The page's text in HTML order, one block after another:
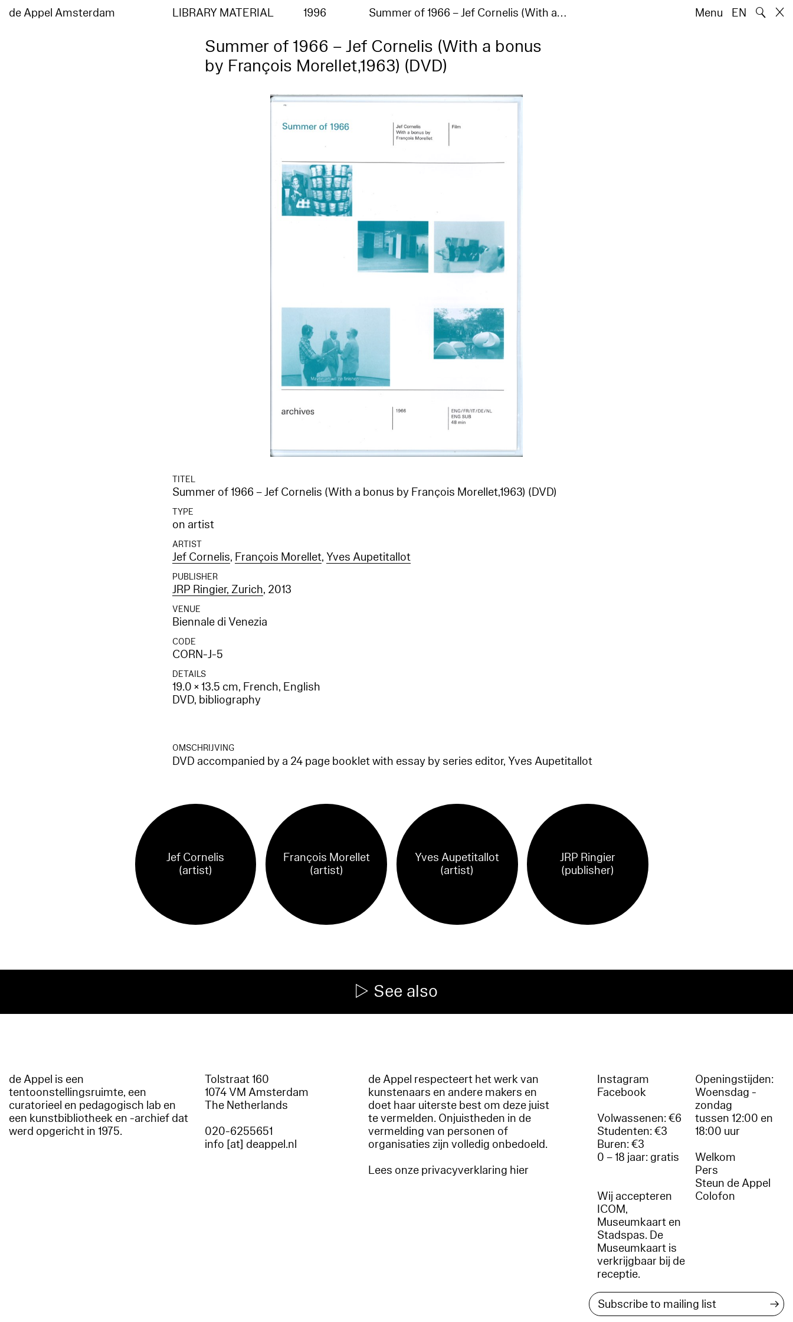
de Appel Amsterdam LIBRARY MATERIAL 1996 Summer of 1966 – Jef Cornelis (With a… Menu EN 🔍
Summer of 1966 – Jef Cornelis (With a bonus
by François Morellet,1963) (DVD)
TITEL
Summer of 1966 – Jef Cornelis (With a bonus by François Morellet,1963) (DVD)
TYPE
on artist
ARTIST
Jef Cornelis, François Morellet,Yves Aupetitallot
PUBLISHER
JRP Ringier, Zurich, 2013
VENUE
Biennale di Venezia
CODE
CORN-J-5
DETAILS
19.0 × 13.5 cm, French, English
DVD, bibliography
OMSCHRIJVING
DVD accompanied by a 24 page booklet with essay by series editor, Yves Aupetitallot
Jef Cornelis
(artist)
François Morellet
(artist)
Yves Aupetitallot
(artist)
JRP Ringier
(publisher)
See also
de Appel is een
tentoonstellingsruimte, een
curatorieel en pedagogisch lab en
een kunstbibliotheek en -archief dat
werd opgericht in 1975.
Tolstraat 160
1074 VM Amsterdam
The Netherlands
020-6255651
info [at] deappel.nl
de Appel respecteert het werk van
kunstenaars en andere makers en
doet haar uiterste best om deze juist
te vermelden. Onjuistheden in de
vermelding van personen of
organisaties zijn volledig onbedoeld.
Lees onze privacyverklaring hier
Instagram
Facebook
Volwassenen: €6
Studenten: €3
Buren: €3
0 – 18 jaar: gratis
Wij accepteren
ICOM,
Museumkaart en
Stadspas. De
Museumkaart is
verkrijgbaar bij de
receptie.
Openingstijden:
Woensdag -
zondag
tussen 12:00 en
18:00 uur
Welkom
Pers
Steun de Appel
Colofon
→